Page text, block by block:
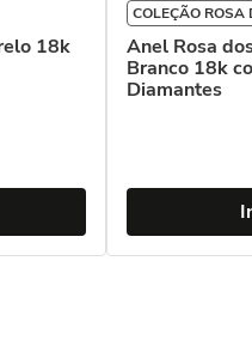
18k
COLEÇÃO ROSA
Anel Rosa
Branco 18k
Diamantes